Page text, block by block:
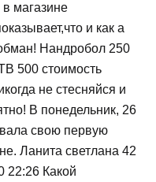
магазине
и как а
Нандробол 250
500 стоимость
не стесняйся и
В понедельник, 26
свою первую
Ланита светлана 42
22:26 Какой